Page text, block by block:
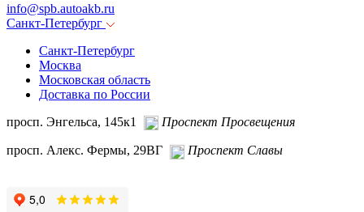
info@spb.autoakb.ru
Санкт-Петербург
Санкт-Петербург
Москва
Московская область
Доставка по России
просп. Энгельса, 145к1
Проспект Просвещения
просп. Алекс. Фермы, 29ВГ Проспект Славы